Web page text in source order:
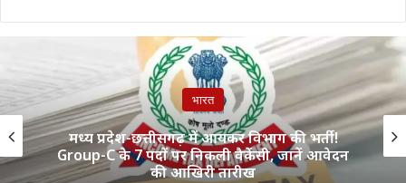
भारत
मध्य प्रदेश-छत्तीसगढ़ में आयकर विभाग की भर्ती!
Group-C के 7 पदों पर निकली वैकेंसी, जानें आवेदन
की आखिरी तारीख